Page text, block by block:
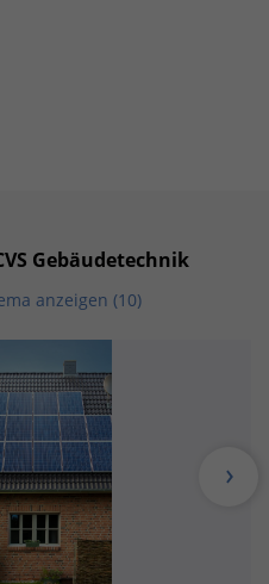
Gebäudetechnik
anzeigen (10)